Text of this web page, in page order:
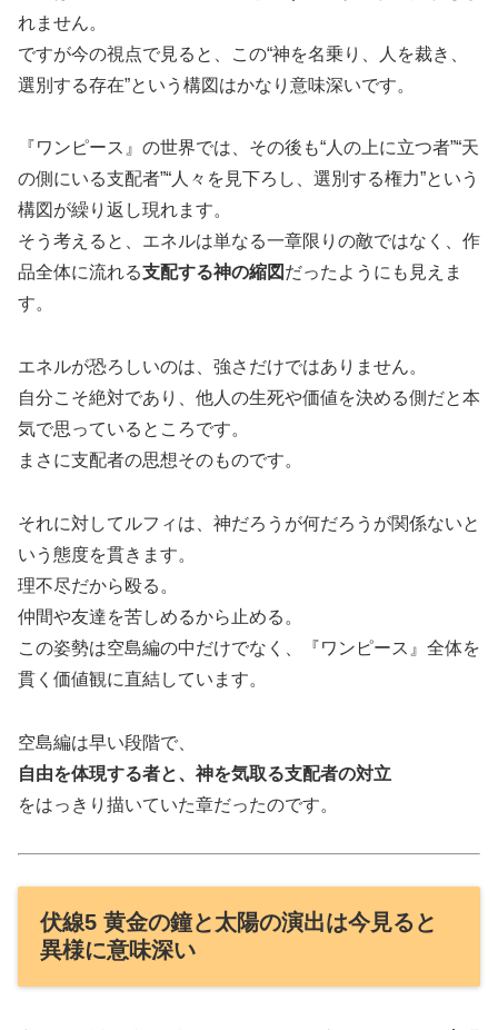
れません。
ですが今の視点で見ると、この“神を名乗り、人を裁き、
選別する存在”という構図はかなり意味深いです。
『ワンピース』の世界では、その後も“人の上に立つ者”“天
の側にいる支配者”“人々を見下ろし、選別する権力”という
構図が繰り返し現れます。
そう考えると、エネルは単なる一章限りの敵ではなく、作
品全体に流れる支配する神の縮図だったようにも見えま
す。
エネルが恐ろしいのは、強さだけではありません。
自分こそ絶対であり、他人の生死や価値を決める側だと本
気で思っているところです。
まさに支配者の思想そのものです。
それに対してルフィは、神だろうが何だろうが関係ないと
いう態度を貫きます。
理不尽だから殴る。
仲間や友達を苦しめるから止める。
この姿勢は空島編の中だけでなく、『ワンピース』全体を
貫く価値観に直結しています。
空島編は早い段階で、
自由を体現する者と、神を気取る支配者の対立
をはっきり描いていた章だったのです。
伏線5 黄金の鐘と太陽の演出は今見ると
異様に意味深い